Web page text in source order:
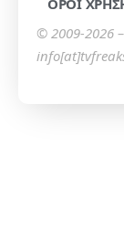
ΟΡΟΙ
© 2009-2026